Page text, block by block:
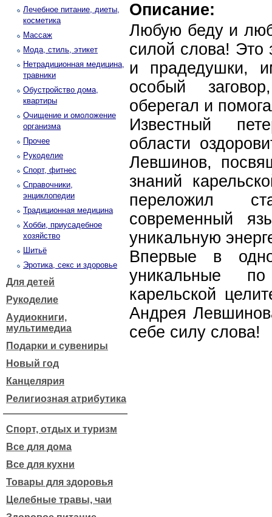
Лечебное питание, диеты,
косметика
Массаж
Мода, стиль, этикет
Нетрадиционная медицина,
травники
Обустройство дома,
квартиры
Очищение и омоложение
организма
Прочее
Рукоделие
Спорт, фитнес
Справочники,
энциклопедии
Традиционная медицина
Хобби, приусадебное
хозяйство
Шитьё
Эротика, секс и здоровье
Для детей
Рукоделие
Аудиокниги,
мультимедиа
Подарки и сувениры
Новый год
Канцелярия
Религиозная атрибутика
Спорт, отдых и туризм
Все для дома
Все для кухни
Товары для здоровья
Целебные травы, чаи
Описание:
Любую беду и
силой слова!
и прадедушки,
особый
оберегал и
Известный
области
Левшинов,
знаний
переложил
современный
уникальную
Впервые в
уникальные
карельской
Андрея
себе силу слова!